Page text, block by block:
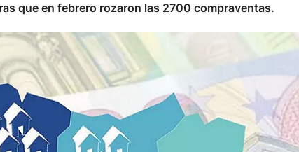
que en febrero rozaron las 2700 compraventas.